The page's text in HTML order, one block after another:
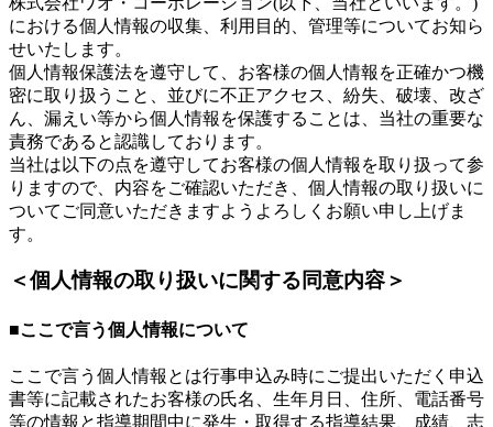
における個人情報の収集、利用目的、管理等についてお知ら
せいたします。
個人情報保護法を遵守して、お客様の個人情報を正確かつ機
密に取り扱うこと、並びに不正アクセス、紛失、破壊、改ざ
ん、漏えい等から個人情報を保護することは、当社の重要な
責務であると認識しております。
当社は以下の点を遵守してお客様の個人情報を取り扱って参
りますので、内容をご確認いただき、個人情報の取り扱いに
ついてご同意いただきますようよろしくお願い申し上げま
す。
＜個人情報の取り扱いに関する同意内容＞
■ここで言う個人情報について
ここで言う個人情報とは行事申込み時にご提出いただく申込
書等に記載されたお客様の氏名、生年月日、住所、電話番号
等の情報と指導期間中に発生・取得する指導結果、成績、志